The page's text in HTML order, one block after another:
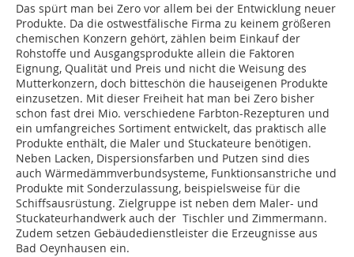
Das spürt man bei Zero vor allem bei der Entwicklung neuer
Produkte. Da die ostwestfälische Firma zu keinem größeren
chemischen Konzern gehört, zählen beim Einkauf der
Rohstoffe und Ausgangsprodukte allein die Faktoren
Eignung, Qualität und Preis und nicht die Weisung des
Mutterkonzern, doch bitteschön die hauseigenen Produkte
einzusetzen. Mit dieser Freiheit hat man bei Zero bisher
schon fast drei Mio. verschiedene Farbton-Rezepturen und
ein umfangreiches Sortiment entwickelt, das praktisch alle
Produkte enthält, die Maler und Stuckateure benötigen.
Neben Lacken, Dispersionsfarben und Putzen sind dies
auch Wärmedämmverbundsysteme, Funktionsanstriche und
Produkte mit Sonderzulassung, beispielsweise für die
Schiffsausrüstung. Zielgruppe ist neben dem Maler- und
Stuckateurhandwerk auch der Tischler und Zimmermann.
Zudem setzen Gebäudedienstleister die Erzeugnisse aus
Bad Oeynhausen ein.